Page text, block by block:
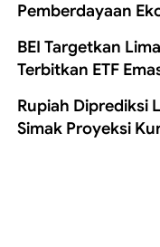
Pemberdayaan
BEI Targetkan
Terbitkan ETF
Rupiah Diprediksi
Simak Proyeksi